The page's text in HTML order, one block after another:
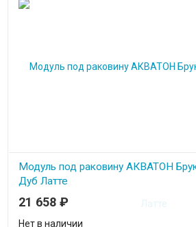
Модуль под раковину АКВАТОН
Дуб Латте
21 658 ₽
Нет в наличии